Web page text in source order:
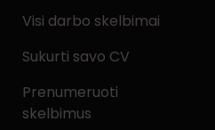
Visi darbo skelbimai
Sukurti savo CV
Prenumeruoti
skelbimus